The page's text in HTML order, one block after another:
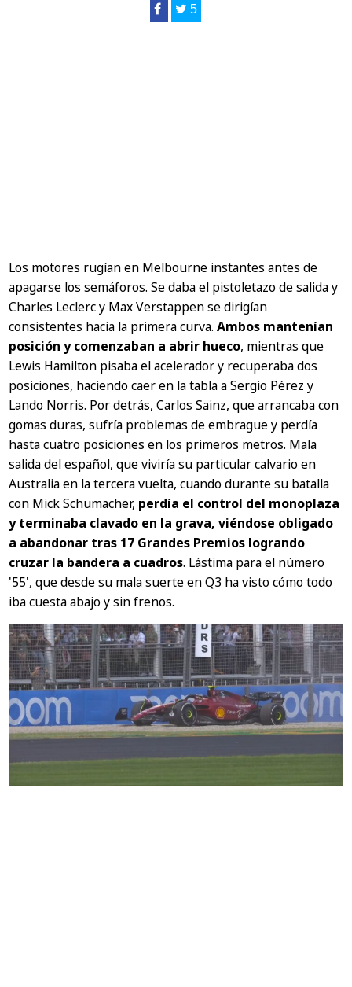
5
Los motores rugían en Melbourne instantes antes de
apagarse los semáforos. Se daba el pistoletazo de salida y
Charles Leclerc y Max Verstappen se dirigían
consistentes hacia la primera curva.Ambos mantenían
posición y comenzaban a abrir hueco, mientras que
Lewis Hamilton pisaba el acelerador y recuperaba dos
posiciones, haciendo caer en la tabla a Sergio Pérez y
Lando Norris. Por detrás, Carlos Sainz, que arrancaba con
gomas duras, sufría problemas de embrague y perdía
hasta cuatro posiciones en los primeros metros. Mala
salida del español, que viviría su particular calvario en
Australia en la tercera vuelta, cuando durante su batalla
con Mick Schumacher, perdía el control del monoplaza
y terminaba clavado en la grava, viéndose obligado
a abandonar tras 17 Grandes Premios logrando
cruzar la bandera a cuadros. Lástima para el número
'55', que desde su mala suerte en Q3 ha visto cómo todo
iba cuesta abajo y sin frenos.